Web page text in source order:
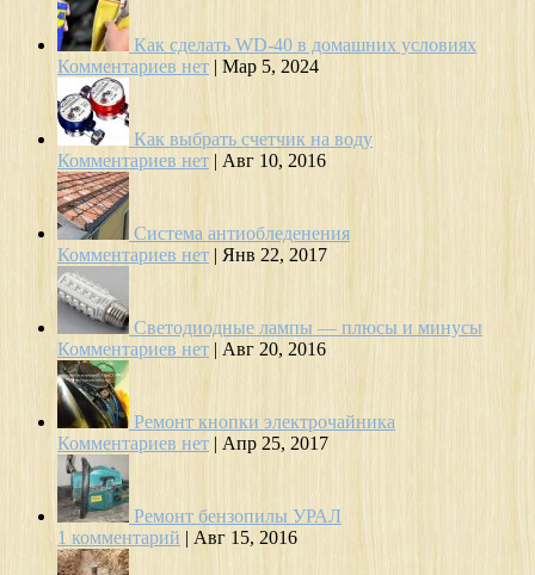
Как сделать WD-40 в домашних условиях
Комментариев нет | Мар 5, 2024
Как выбрать счетчик на воду
Комментариев нет | Авг 10, 2016
Система антиобледенения
Комментариев нет | Янв 22, 2017
Светодиодные лампы — плюсы и минусы
Комментариев нет | Авг 20, 2016
Ремонт кнопки электрочайника
Комментариев нет | Апр 25, 2017
Ремонт бензопилы УРАЛ
1 комментарий | Авг 15, 2016